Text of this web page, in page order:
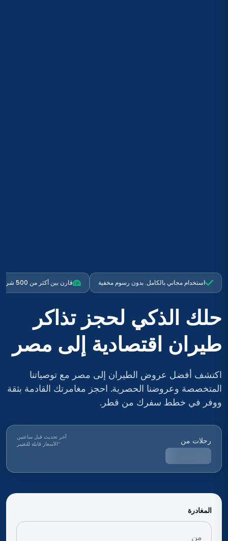
استخدام مجاني بالكامل. بدون رسوم مخفية قارن بين أكثر من 500 شركة طيران
حلك الذكي لحجز تذاكر
طيران اقتصادية إلى مصر
اكتشف أفضل عروض الطيران إلى مصر مع توصياتنا
المتخصصة وعروضنا الحصرية. احجز مغامرتك القادمة بثقة
ووفر في خطط سفرك من قطر.
رحلات من
آخر تحديث قبل ساعتين
*الأسعار قابلة للتغيير
المغادرة